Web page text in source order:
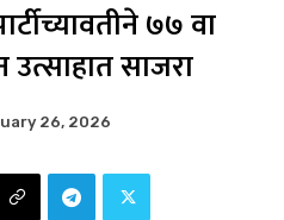
७७ वा
उत्साहात साजरा
26, 2026